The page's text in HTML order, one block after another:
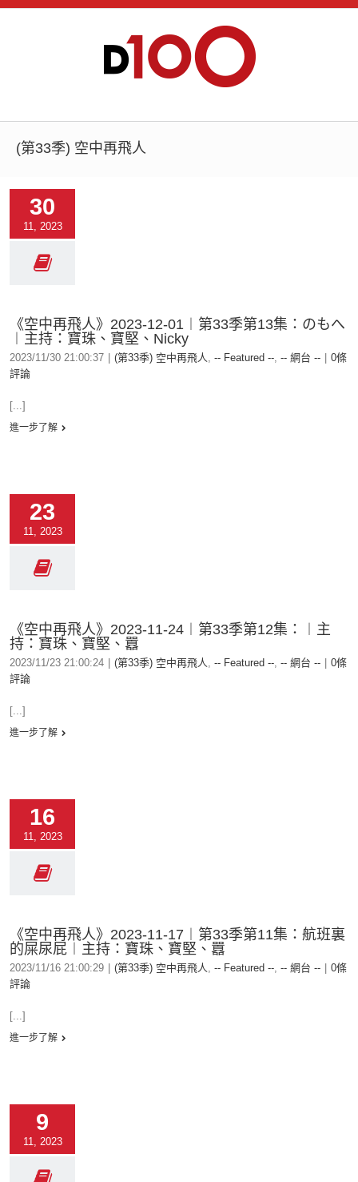
(第33季) 空中再飛人
30
11, 2023
《空中再飛人》2023-12-01︱第33季第13集：のもへ
︱主持：寶珠、寶堅、Nicky
2023/11/30 21:00:37 (第33季) 空中再飛人, -- Featured --, -- 網台 --
0條
評論
[...]
進一步了解
23
11, 2023
《空中再飛人》2023-11-24︱第33季第12集：︱主
持：寶珠、寶堅、囂
2023/11/23 21:00:24 (第33季) 空中再飛人, -- Featured --, -- 網台 --
0條
評論
[...]
進一步了解
16
11, 2023
《空中再飛人》2023-11-17︱第33季第11集：航班裏
的屎尿屁︱主持：寶珠、寶堅、囂
2023/11/16 21:00:29 (第33季) 空中再飛人, -- Featured --, -- 網台 --
0條
評論
[...]
進一步了解
9
11, 2023